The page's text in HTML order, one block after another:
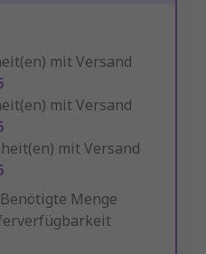
mit Versand
mit Versand
mit Versand
Benötigte Menge